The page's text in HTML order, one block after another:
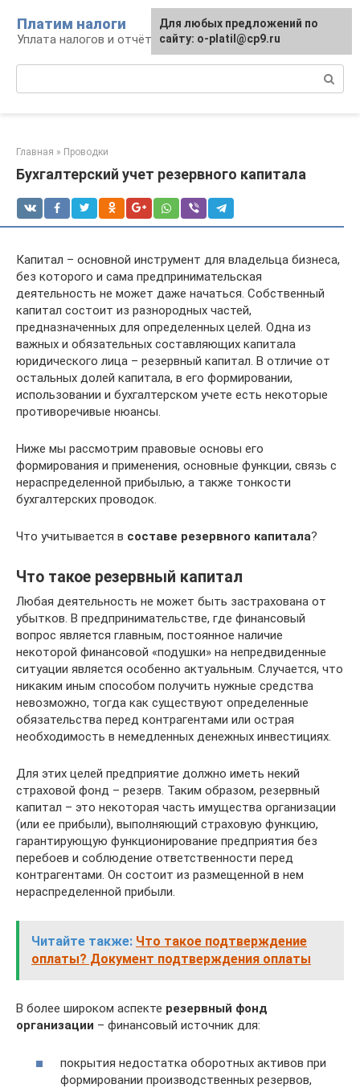
контенту
Платим налоги
Уплата налогов и отчётность
Главная » Проводки
Бухгалтерский учет резервного капитала
Капитал – основной инструмент для владельца бизнеса,
без которого и сама предпринимательская
деятельность не может даже начаться. Собственный
капитал состоит из разнородных частей,
предназначенных для определенных целей. Одна из
важных и обязательных составляющих капитала
юридического лица – резервный капитал. В отличие от
остальных долей капитала, в его формировании,
использовании и бухгалтерском учете есть некоторые
противоречивые нюансы.
Ниже мы рассмотрим правовые основы его
формирования и применения, основные функции, связь с
нераспределенной прибылью, а также тонкости
бухгалтерских проводок.
Что учитывается в составе резервного капитала?
Что такое резервный капитал
Любая деятельность не может быть застрахована от
убытков. В предпринимательстве, где финансовый
вопрос является главным, постоянное наличие
некоторой финансовой «подушки» на непредвиденные
ситуации является особенно актуальным. Случается, что
никаким иным способом получить нужные средства
невозможно, тогда как существуют определенные
обязательства перед контрагентами или острая
необходимость в немедленных денежных инвестициях.
Для этих целей предприятие должно иметь некий
страховой фонд – резерв. Таким образом, резервный
капитал – это некоторая часть имущества организации
(или ее прибыли), выполняющий страховую функцию,
гарантирующую функционирование предприятия без
перебоев и соблюдение ответственности перед
контрагентами. Он состоит из размещенной в нем
нераспределенной прибыли.
Читайте также: Что такое подтверждение
оплаты? Документ подтверждения оплаты
В более широком аспекте резервный фонд
организации – финансовый источник для:
покрытия недостатка оборотных активов при
формировании производственных резервов,
Для любых предложений по
сайту: o-platil@cp9.ru